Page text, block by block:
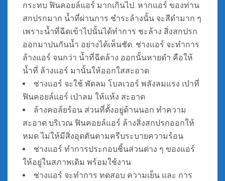
กระทบ ฟินคอยล์แอร์ มากเกินไป. หากแอร์ ของท่าน
สกปรกมาก น้ำที่ผ่านการ ชำระล้างนั้น จะสีดำมาก ๆ
เพราะน้ำที่ฉีดเข้าไปนั้นได้ทำการ ชะล้าง สิ่งสกปรก
ออกมาปนกันน้ำ อย่างได้เห็นชัด. ช่างแอร์ จะทำการ
ล้างแอร์ จนกว่า น้ำที่ฉีดล้าง ออกนั้นหายดำ คือให้
น้ำที่ ล้างแอร์ มานั้นให้ออกใสสะอาด
ช่างแอร์ จะใช้ พัดลม โบลเวอร์ พลังลมแรง เป่าที่
ฟินคอยล์แอร์ เป่าลม ให้แห้ง สะอาด
ล้างคอล์ยร้อน ส่วนที่ตั้งอยู่ด้านนอก ทำความ
สะอาด บริเวณ ฟินคอยล์แอร์ ล้างสิ่งสกปรกออกให้
หมด ไม่ให้มีสิ่งอุดตันตามครีบระบายความร้อน
ช่างแอร์ ทำการประกอบชิ้นส่วนต่าง ๆ ของแอร์
ให้อยู่ในสภาพเดิม พร้อมใช้งาน
ช่างแอร์ จะทำการ ทดสอบ ความเย็น และ การ